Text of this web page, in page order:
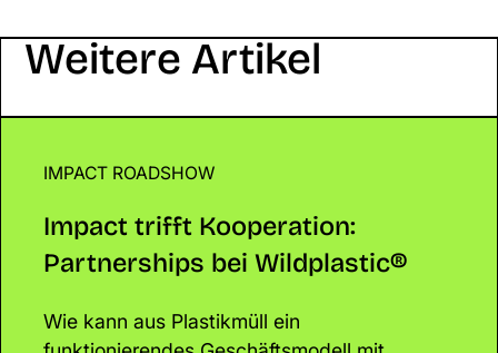
Weitere Artikel
IMPACT ROADSHOW
Impact trifft Kooperation:
Partnerships bei Wildplastic®
Wie kann aus Plastikmüll ein
Impact trifft Kooperation: Partnerships bei